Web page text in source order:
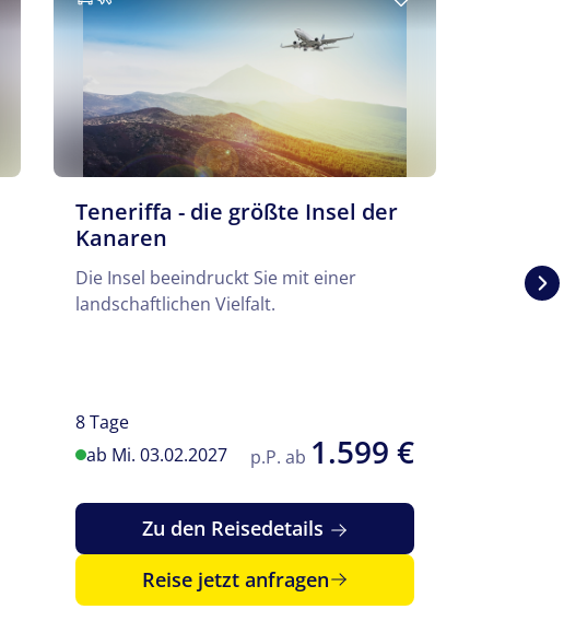
Teneriffa - die größte Insel der
Kanaren
Die Insel beeindruckt Sie mit einer
landschaftlichen Vielfalt.
8 Tage
ab Mi. 03.02.2027
p.P. ab 1.599 €
Zu den Reisedetails
Reise jetzt anfragen
Goslar